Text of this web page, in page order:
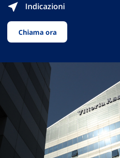
Indicazioni
Chiama ora